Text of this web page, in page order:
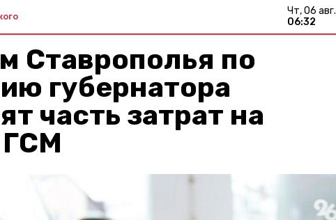
чт, 06 авг.
06:32
Ставрополья по
губернатора
часть затрат на
ГСМ